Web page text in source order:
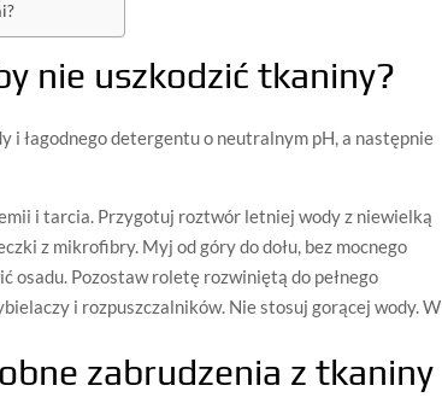
nie uszkodzić tkaniny?
i łagodnego detergentu o neutralnym pH, a następnie
i tarcia. Przygotuj roztwór letniej wody z niewielką
z mikrofibry. Myj od góry do dołu, bez mocnego
osadu. Pozostaw roletę rozwiniętą do pełnego
i rozpuszczalników. Nie stosuj gorącej wody. W
zabrudzenia z tkaniny